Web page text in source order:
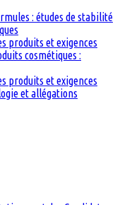
: études de stabilité
produits et exigences
cosmétiques :
produits et exigences
et allégations